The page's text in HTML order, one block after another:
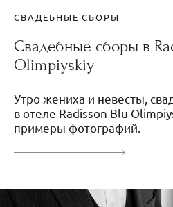
СВАДЕБНЫЕ СБОРЫ
Свадебные сборы в
Olimpiyskiy
Утро жениха и невесты,
в отеле Radisson Blu
примеры фотографий.